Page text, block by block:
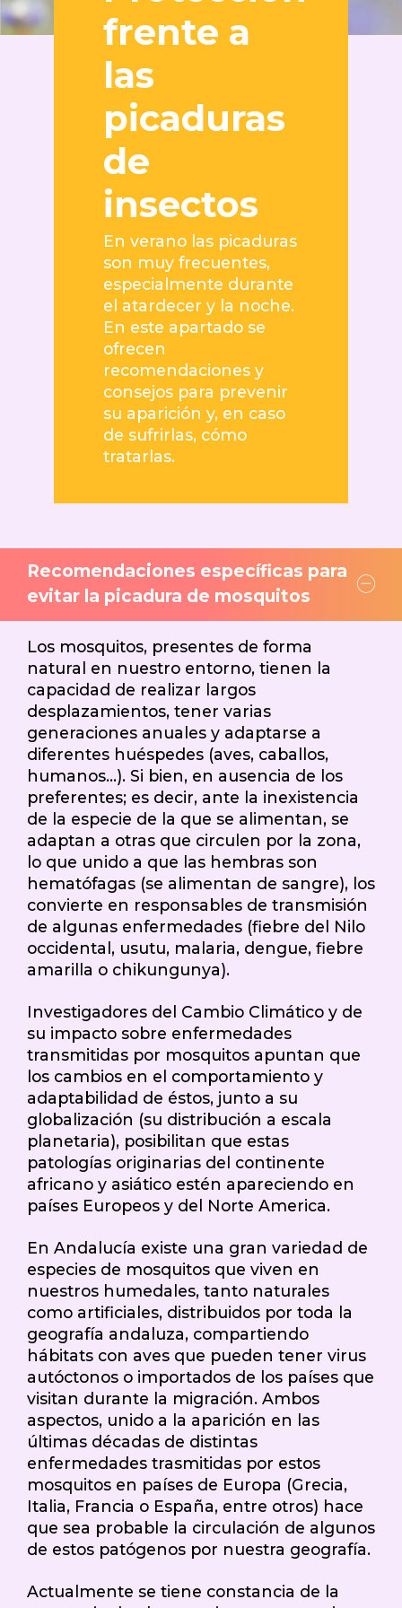
frente a
las
picaduras
de
insectos
En verano las picaduras
son muy frecuentes,
especialmente durante
el atardecer y la noche.
En este apartado se
ofrecen
recomendaciones y
consejos para prevenir
su aparición y, en caso
de sufrirlas, cómo
tratarlas.
Recomendaciones específicas para
evitar la picadura de mosquitos
Los mosquitos, presentes de forma
natural en nuestro entorno, tienen la
capacidad de realizar largos
desplazamientos, tener varias
generaciones anuales y adaptarse a
diferentes huéspedes (aves, caballos,
humanos…). Si bien, en ausencia de los
preferentes; es decir, ante la inexistencia
de la especie de la que se alimentan, se
adaptan a otras que circulen por la zona,
lo que unido a que las hembras son
hematófagas (se alimentan de sangre), los
convierte en responsables de transmisión
de algunas enfermedades (fiebre del Nilo
occidental, usutu, malaria, dengue, fiebre
amarilla o chikungunya).
Investigadores del Cambio Climático y de
su impacto sobre enfermedades
transmitidas por mosquitos apuntan que
los cambios en el comportamiento y
adaptabilidad de éstos, junto a su
globalización (su distribución a escala
planetaria), posibilitan que estas
patologías originarias del continente
africano y asiático estén apareciendo en
países Europeos y del Norte America.
En Andalucía existe una gran variedad de
especies de mosquitos que viven en
nuestros humedales, tanto naturales
como artificiales, distribuidos por toda la
geografía andaluza, compartiendo
hábitats con aves que pueden tener virus
autóctonos o importados de los países que
visitan durante la migración. Ambos
aspectos, unido a la aparición en las
últimas décadas de distintas
enfermedades trasmitidas por estos
mosquitos en países de Europa (Grecia,
Italia, Francia o España, entre otros) hace
que sea probable la circulación de algunos
de estos patógenos por nuestra geografía.
Actualmente se tiene constancia de la